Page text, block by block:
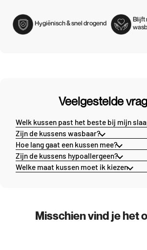
Hygiënisch & snel drogend
Blijft
Veelgestelde
Welk kussen past het beste bij mijn
Zijn de kussens wasbaar?
Hoe lang gaat een kussen mee?
Zijn de kussens hypoallergeen?
Welke maat kussen moet ik kiezen
Misschien vind je het